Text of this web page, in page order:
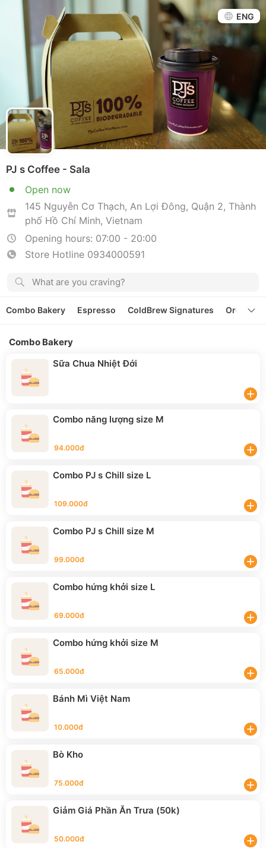
ENG
PJ s Coffee - Sala
Open now
145 Nguyễn Cơ Thạch, An Lợi Đông, Quận 2, Thành
phố Hồ Chí Minh, Vietnam
Opening hours: 07:00 - 20:00
Store Hotline 0934000591
What are you craving?
Combo Bakery Espresso ColdBrew Signatures Organic
Combo Bakery
Sữa Chua Nhiệt Đới
add
Combo năng lượng size M
94.000đ add
Combo PJ s Chill size L
109.000đ add
Combo PJ s Chill size M
99.000đ add
Combo hứng khởi size L
69.000đ add
Combo hứng khởi size M
65.000đ add
Bánh Mì Việt Nam
10.000đ add
Bò Kho
75.000đ add
Giảm Giá Phần Ăn Trưa (50k)
50.000đ add